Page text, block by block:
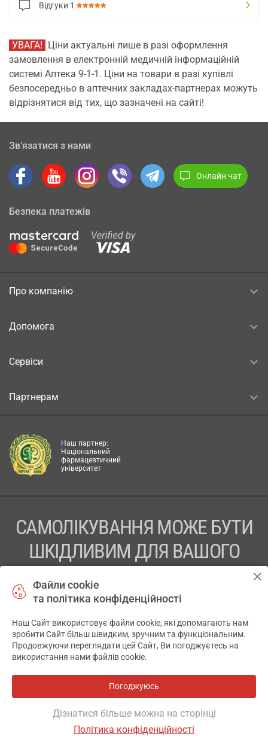
Відгуки 1
УВАГА! Ціни актуальні лише в разі оформлення
замовлення в електронній медичній інформаційній
системі Аптека 9-1-1. Ціни на товари в разі купівлі
безпосередньо в аптечних закладах-партнерах можуть
відрізнятися від тих, що зазначені на сайті!
Зв’язатися з нами
Онлайн чат
Безпека платежів
Про компанію
Допомога
Сервіси
Партнерам
Наш партнер:
Національний
фармацевтичний
університет
САМОЛІКУВАННЯ МОЖЕ БУТИ
ШКІДЛИВИМ ДЛЯ ВАШОГО
ПЕРЕД ЗАСТОСУВАННЯМ ПРЕПАРАТУ ПРОКОНСУЛЬТУЙТЕСЬ
ТОВ «АПТЕКА 911.ЮА» Код ЄДРПОУ 43631965.
Відмова від відповідальності
© 2014-2026. Медична інформаційна система АПТЕКА911.ЮА
Файли cookie
та політика конфіденційності
Наш Сайт використовує файли cookie, які допомагають нам
зробити Сайт більш швидким, зручним та функціональним.
Продовжуючи переглядати цей Сайт, Ви погоджуєтесь на
використання нами файлів cookie.
Погоджуюсь
Дізнатися більше можна на сторінці
Політика конфіденційності
✕